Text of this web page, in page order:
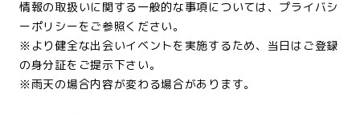
情報の取扱いに関する一般的な事項については、プライバシ
ーポリシーをご参照ください。
※より健全な出会いイベントを実施するため、当日はご登録
の身分証をご提示下さい。
※雨天の場合内容が変わる場合があります。